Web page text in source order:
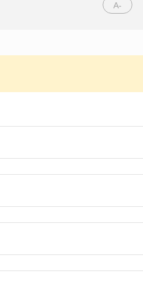
A-